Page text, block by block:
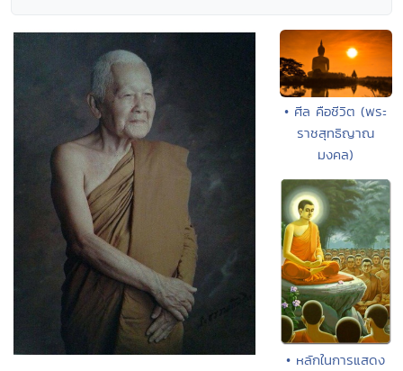
• ศีล คือชีวิต (พระ
ราชสุทธิญาณ
มงคล)
• หลักในการแสดง